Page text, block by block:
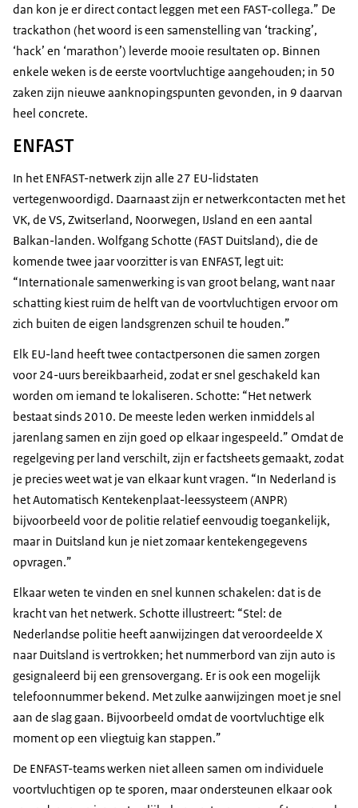
dan kon je er direct contact leggen met een FAST-collega.” De
trackathon (het woord is een samenstelling van ‘tracking’,
‘hack’ en ‘marathon’) leverde mooie resultaten op. Binnen
enkele weken is de eerste voortvluchtige aangehouden; in 50
zaken zijn nieuwe aanknopingspunten gevonden, in 9 daarvan
heel concrete.
ENFAST
In het ENFAST-netwerk zijn alle 27 EU-lidstaten
vertegenwoordigd. Daarnaast zijn er netwerkcontacten met het
VK, de VS, Zwitserland, Noorwegen, IJsland en een aantal
Balkan-landen. Wolfgang Schotte (FAST Duitsland), die de
komende twee jaar voorzitter is van ENFAST, legt uit:
“Internationale samenwerking is van groot belang, want naar
schatting kiest ruim de helft van de voortvluchtigen ervoor om
zich buiten de eigen landsgrenzen schuil te houden.”
Elk EU-land heeft twee contactpersonen die samen zorgen
voor 24-uurs bereikbaarheid, zodat er snel geschakeld kan
worden om iemand te lokaliseren. Schotte: “Het netwerk
bestaat sinds 2010. De meeste leden werken inmiddels al
jarenlang samen en zijn goed op elkaar ingespeeld.” Omdat de
regelgeving per land verschilt, zijn er factsheets gemaakt, zodat
je precies weet wat je van elkaar kunt vragen. “In Nederland is
het Automatisch Kentekenplaat-leessysteem (ANPR)
bijvoorbeeld voor de politie relatief eenvoudig toegankelijk,
maar in Duitsland kun je niet zomaar kentekengegevens
opvragen.”
Elkaar weten te vinden en snel kunnen schakelen: dat is de
kracht van het netwerk. Schotte illustreert: “Stel: de
Nederlandse politie heeft aanwijzingen dat veroordeelde X
naar Duitsland is vertrokken; het nummerbord van zijn auto is
gesignaleerd bij een grensovergang. Er is ook een mogelijk
telefoonnummer bekend. Met zulke aanwijzingen moet je snel
aan de slag gaan. Bijvoorbeeld omdat de voortvluchtige elk
moment op een vliegtuig kan stappen.”
De ENFAST-teams werken niet alleen samen om individuele
voortvluchtigen op te sporen, maar ondersteunen elkaar ook